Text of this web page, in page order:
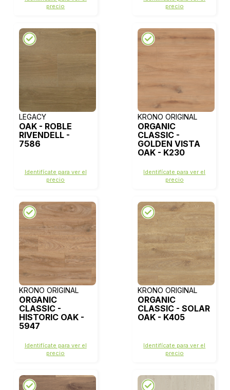
precio
precio
LEGACY
OAK - ROBLE
RIVENDELL -
7586
Identifícate para ver el
precio
KRONO ORIGINAL
ORGANIC
CLASSIC -
GOLDEN VISTA
OAK - K230
Identifícate para ver el
precio
KRONO ORIGINAL
ORGANIC
CLASSIC -
HISTORIC OAK -
5947
Identifícate para ver el
precio
KRONO ORIGINAL
ORGANIC
CLASSIC - SOLAR
OAK - K405
Identifícate para ver el
precio